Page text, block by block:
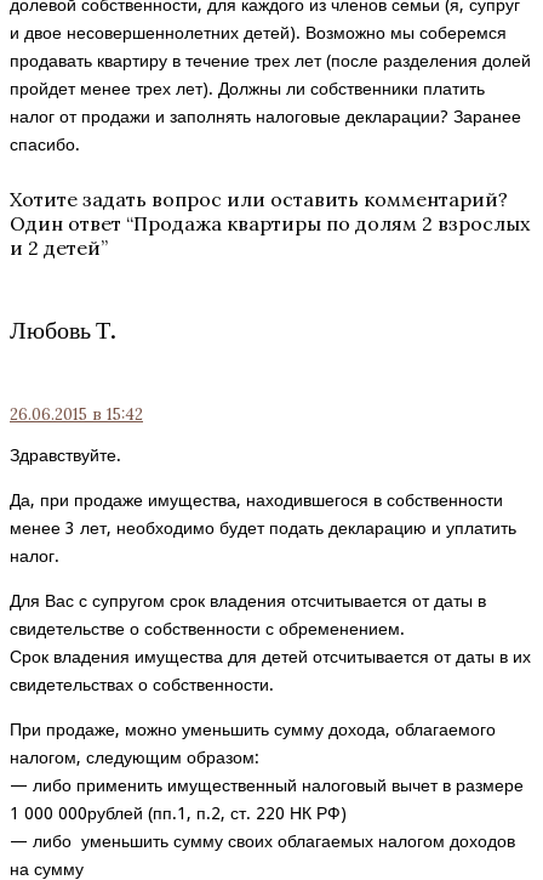
долевой собственности, для каждого из членов семьи (я, супруг
и двое несовершеннолетних детей). Возможно мы соберемся
продавать квартиру в течение трех лет (после разделения долей
пройдет менее трех лет). Должны ли собственники платить
налог от продажи и заполнять налоговые декларации? Заранее
спасибо.
Хотите задать вопрос или оставить комментарий?
Один ответ “Продажа квартиры по долям 2 взрослых
и 2 детей”
Любовь Т.
26.06.2015 в 15:42
Здравствуйте.
Да, при продаже имущества, находившегося в собственности
менее 3 лет, необходимо будет подать декларацию и уплатить
налог.
Для Вас с супругом срок владения отсчитывается от даты в
свидетельстве о собственности с обременением.
Срок владения имущества для детей отсчитывается от даты в их
свидетельствах о собственности.
При продаже, можно уменьшить сумму дохода, облагаемого
налогом, следующим образом:
— либо применить имущественный налоговый вычет в размере
1 000 000рублей (пп.1, п.2, ст. 220 НК РФ)
— либо уменьшить сумму своих облагаемых налогом доходов
на сумму